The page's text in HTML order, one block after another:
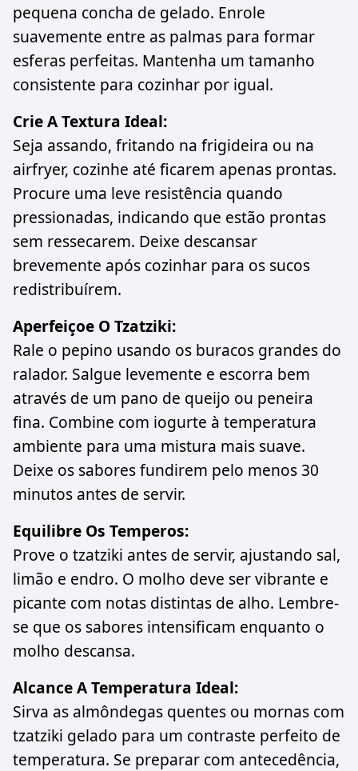
pequena concha de gelado. Enrole
suavemente entre as palmas para formar
esferas perfeitas. Mantenha um tamanho
consistente para cozinhar por igual.
Crie A Textura Ideal:
Seja assando, fritando na frigideira ou na
airfryer, cozinhe até ficarem apenas prontas.
Procure uma leve resistência quando
pressionadas, indicando que estão prontas
sem ressecarem. Deixe descansar
brevemente após cozinhar para os sucos
redistribuírem.
Aperfeiçoe O Tzatziki:
Rale o pepino usando os buracos grandes do
ralador. Salgue levemente e escorra bem
através de um pano de queijo ou peneira
fina. Combine com iogurte à temperatura
ambiente para uma mistura mais suave.
Deixe os sabores fundirem pelo menos 30
minutos antes de servir.
Equilibre Os Temperos:
Prove o tzatziki antes de servir, ajustando sal,
limão e endro. O molho deve ser vibrante e
picante com notas distintas de alho. Lembre-
se que os sabores intensificam enquanto o
molho descansa.
Alcance A Temperatura Ideal:
Sirva as almôndegas quentes ou mornas com
tzatziki gelado para um contraste perfeito de
temperatura. Se preparar com antecedência,